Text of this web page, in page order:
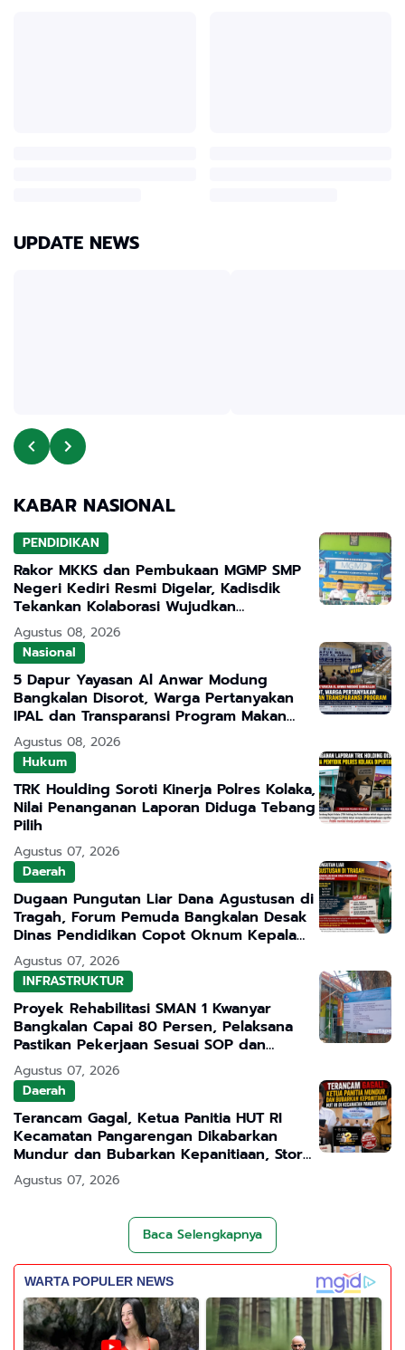
UPDATE NEWS
KABAR NASIONAL
PENDIDIKAN
Rakor MKKS dan Pembukaan MGMP SMP
Negeri Kediri Resmi Digelar, Kadisdik
Tekankan Kolaborasi Wujudkan
Pendidikan Bermutu
Agustus 08, 2026
Nasional
5 Dapur Yayasan Al Anwar Modung
Bangkalan Disorot, Warga Pertanyakan
IPAL dan Transparansi Program Makan
Bergizi Gratis
Agustus 08, 2026
Hukum
TRK Houlding Soroti Kinerja Polres Kolaka,
Nilai Penanganan Laporan Diduga Tebang
Pilih
Agustus 07, 2026
Daerah
Dugaan Pungutan Liar Dana Agustusan di
Tragah, Forum Pemuda Bangkalan Desak
Dinas Pendidikan Copot Oknum Kepala
Sekolah
Agustus 07, 2026
INFRASTRUKTUR
Proyek Rehabilitasi SMAN 1 Kwanyar
Bangkalan Capai 80 Persen, Pelaksana
Pastikan Pekerjaan Sesuai SOP dan
Transparan
Agustus 07, 2026
Daerah
Terancam Gagal, Ketua Panitia HUT RI
Kecamatan Pangarengan Dikabarkan
Mundur dan Bubarkan Kepanitiaan, Story
WhatsApp ASN Jadi Sorotan
Agustus 07, 2026
Baca Selengkapnya